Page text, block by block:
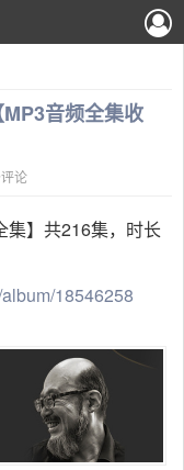
音频全集收
论
集】共216集，时长
18546258